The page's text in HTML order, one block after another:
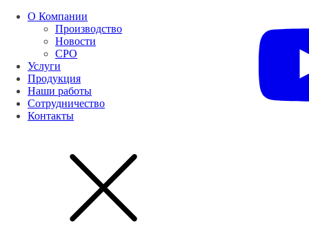
О Компании
Производство
Новости
СРО
Услуги
Продукция
Наши работы
Сотрудничество
Контакты